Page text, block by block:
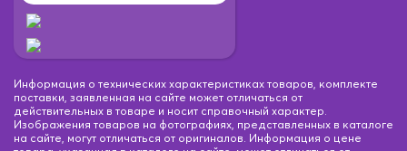
Информация о технических характеристиках товаров, комплекте
поставки, заявленная на сайте может отличаться от
действительных в товаре и носит справочный характер.
Изображения товаров на фотографиях, представленных в каталоге
на сайте, могут отличаться от оригиналов. Информация о цене